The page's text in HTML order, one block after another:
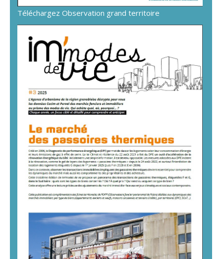
Téléchargez Observation grand territoire